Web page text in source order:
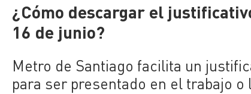
¿Cómo descargar el
16 de junio?
Metro de Santiago facilita un
para ser presentado en el trabajo o